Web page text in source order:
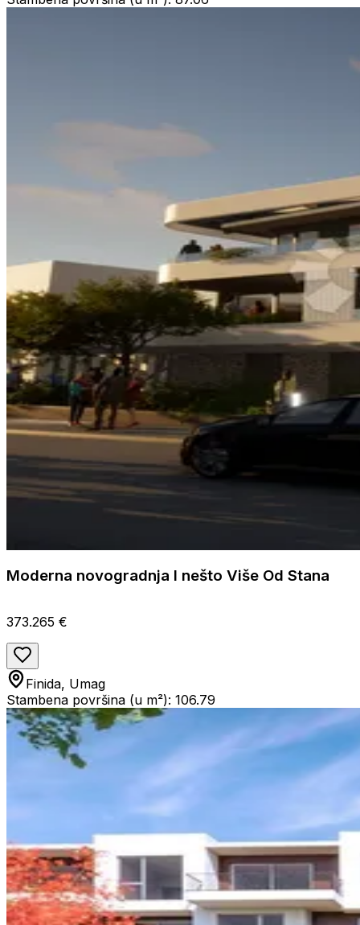
Moderna novogradnja I nešto Više Od Stana
373.265 €
Finida, Umag
Stambena površina (u m²): 106.79